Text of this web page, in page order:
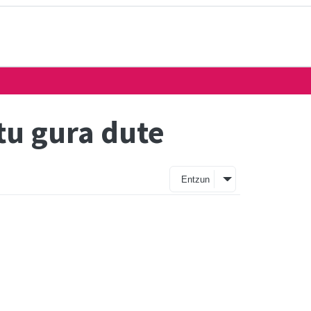
gura dute
Entzun